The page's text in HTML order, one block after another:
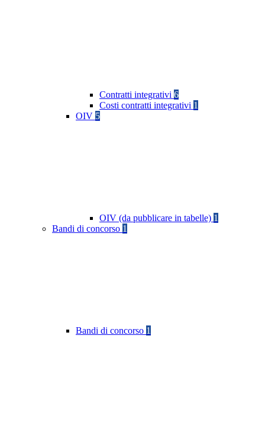
Contratti integrativi 6
Costi contratti integrativi 1
OIV 5
OIV (da pubblicare in tabelle) 1
Bandi di concorso 1
Bandi di concorso 1